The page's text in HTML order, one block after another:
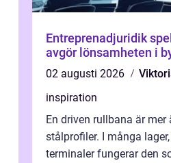
Entreprenadjuridik spelreglerna som
avgör lönsamheten i
02 augusti 2026
inspiration
En driven rullbana är mer
stålprofiler. I många
terminaler fungerar den